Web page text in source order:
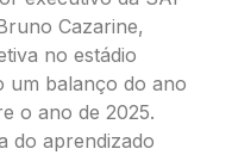
Cazarine,
no estádio
um balanço do ano
o ano de 2025.
do aprendizado